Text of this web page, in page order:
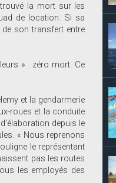
la mort sur les
de location. Si sa
de son transfert entre
» : zéro mort. Ce
et la gendarmerie
roues et la conduite
depuis le
« Nous reprenons
le représentant
pas les routes
les employés des